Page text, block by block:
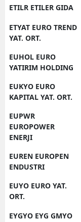
ETILR ETILER GIDA
ETYAT EURO TREND
YAT. ORT.
EUHOL EURO
YATIRIM HOLDING
EUKYO EURO
KAPITAL YAT. ORT.
EUPWR
EUROPOWER
ENERJI
EUREN EUROPEN
ENDUSTRI
EUYO EURO YAT.
ORT.
EYGYO EYG GMYO